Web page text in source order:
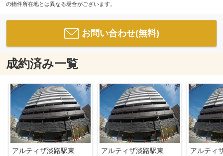
の物件所在地とは異なる場合がございます。
お問い合わせ(無料)
成約済み一覧
アルティザ淡路駅東 アルティザ淡路駅東 アルティ